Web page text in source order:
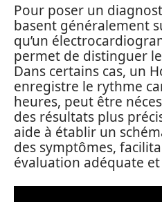
Pour poser un
basent généralement
qu’un
permet de distinguer
Dans certains cas, un
enregistre le rythme
heures, peut être
des résultats plus
aide à établir un
des symptômes,
évaluation adéquate et